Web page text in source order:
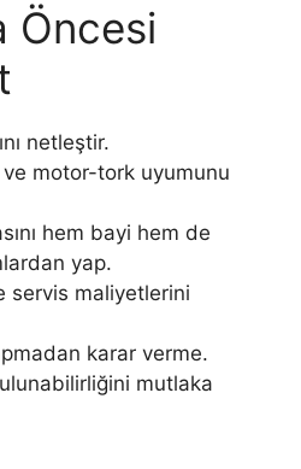
Öncesi
netleştir.
motor-tork uyumunu
hem bayi hem de
yap.
servis maliyetlerini
karar verme.
mutlaka